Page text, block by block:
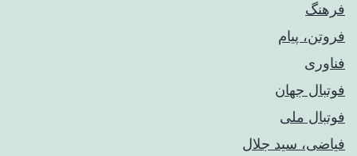
فرهنگ
فروتن، پیام
فناوری
فوتبال جهان
فوتبال ملی
فیاضی، سید جلال